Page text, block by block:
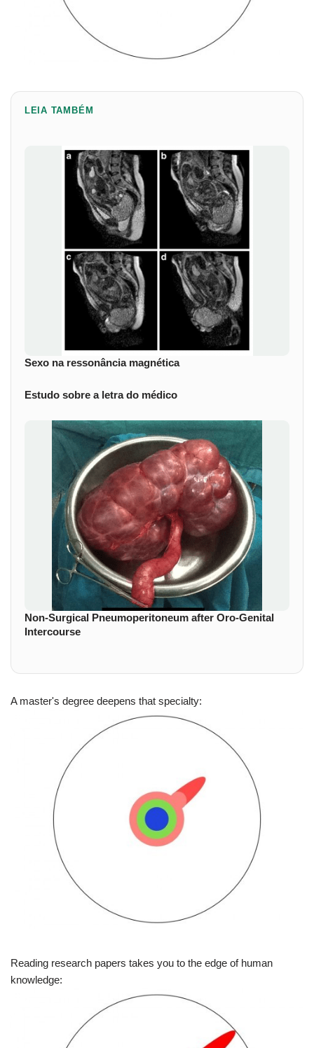
LEIA TAMBÉM
Sexo na ressonância magnética
Estudo sobre a letra do médico
Non-Surgical Pneumoperitoneum after Oro-Genital
Intercourse
A master's degree deepens that specialty:
Reading research papers takes you to the edge of human
knowledge: